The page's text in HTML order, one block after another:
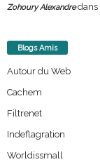
Zohoury Alexandredans
Blogs Amis
Autour du Web
Cachem
Filtrenet
Indeflagration
Worldissmall